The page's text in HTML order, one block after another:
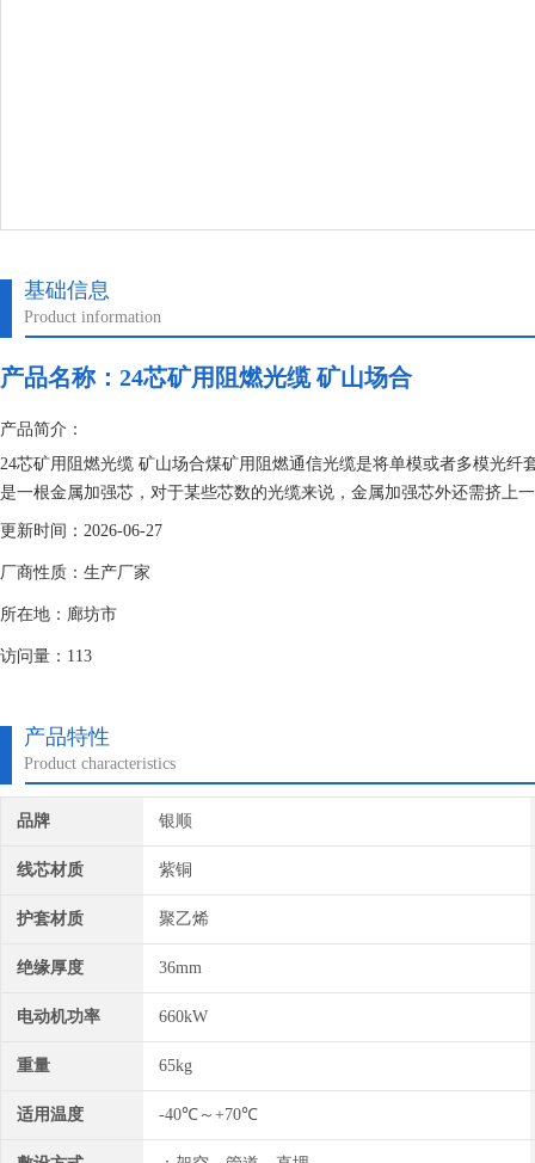
基础信息
Product information
产品名称： 24芯矿用阻燃光缆 矿山场合
产品简介：
24芯矿用阻燃光缆 矿山场合煤矿用阻燃通信光缆是将单模或者多模光
是一根金属加强芯，对于某些芯数的光缆来说，金属加强芯外还需挤上
更新时间：2026-06-27
厂商性质：生产厂家
所在地：廊坊市
访问量：113
产品特性
Product characteristics
品牌 银顺
线芯材质 紫铜
护套材质 聚乙烯
绝缘厚度 36mm
电动机功率 660kW
重量 65kg
适用温度 -40℃～+70℃